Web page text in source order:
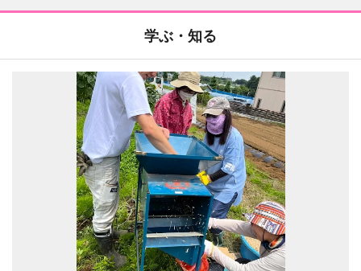
学ぶ・知る